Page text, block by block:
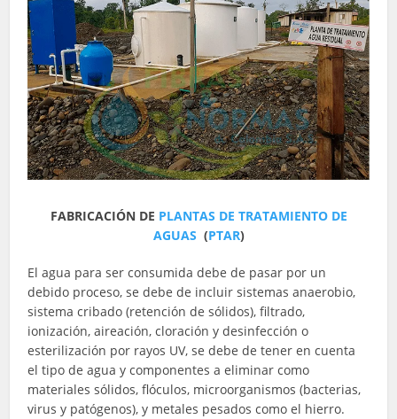
FABRICACIÓN DE PLANTAS DE TRATAMIENTO DE
AGUAS (PTAR)
El agua para ser consumida debe de pasar por un
debido proceso, se debe de incluir sistemas anaerobio,
sistema cribado (retención de sólidos), filtrado,
ionización, aireación, cloración y desinfección o
esterilización por rayos UV, se debe de tener en cuenta
el tipo de agua y componentes a eliminar como
materiales sólidos, flóculos, microorganismos (bacterias,
virus y patógenos), y metales pesados como el hierro.